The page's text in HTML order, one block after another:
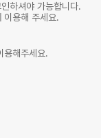
하셔야 가능합니다.
이용해 주세요.
용해주세요.